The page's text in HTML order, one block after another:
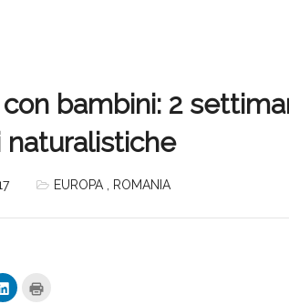
con bambini: 2
naturalistiche
EUROPA ROMANIA
Fai
clic